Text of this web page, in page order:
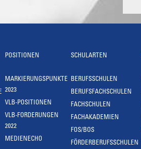
POSITIONEN
MARKIERUNGSPUNKTE
2023
VLB-POSITIONEN
VLB-FORDERUNGEN
2022
MEDIENECHO
SCHULARTEN
BERUFSSCHULEN
BERUFSFACHSCHULEN
FACHSCHULEN
FACHAKADEMIEN
FOS/BOS
FÖRDERBERUFSSCHULEN